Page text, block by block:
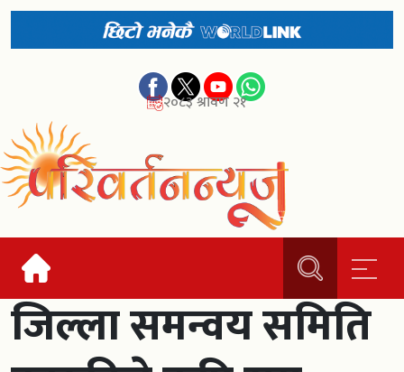
२०८३ श्रावण २१
जिल्ला समन्वय समिति